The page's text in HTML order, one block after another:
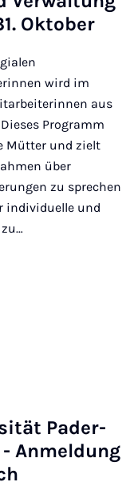
Ok­to­ber
wird im
aus
Programm
Mütter und zielt
über
zu sprechen
individuelle und
Pa­der­
An­mel­dung